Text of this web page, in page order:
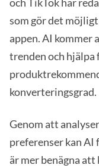
som gör det
appen. AI kommer
trenden och
konverteringsgrad.
Genom att
preferenser kan AI
är mer benägna